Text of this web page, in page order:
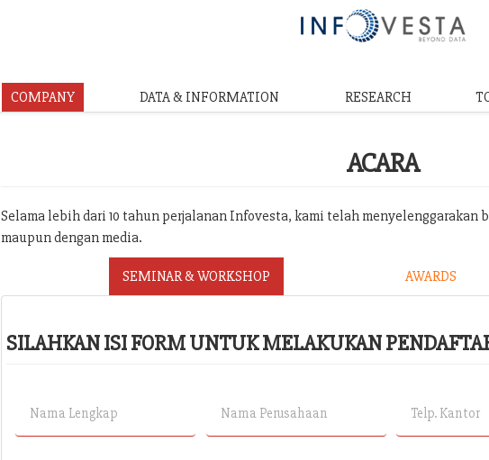
COMPANY DATA & INFORMATION RESEARCH
ACARA
Selama lebih dari 10 tahun perjalanan Infovesta, kami telah menyelenggarakan
maupun dengan media.
SEMINAR & WORKSHOP AWARDS
SILAHKAN ISI FORM UNTUK MELAKUKAN